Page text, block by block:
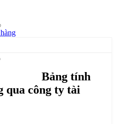
Bảng tính
qua công ty tài